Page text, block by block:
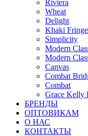
Riviera
Wheat
Delight
Khaki Fringe
Simplicity
Modern
Modern
Canvas
Combat
Combat
Grace Kelly
БРЕНДЫ
ОПТОВИКАМ
О НАС
КОНТАКТЫ